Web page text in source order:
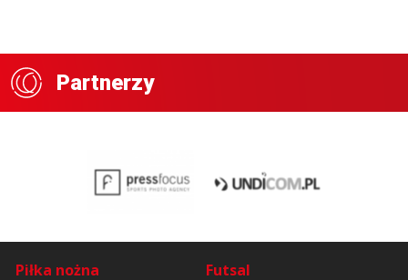
Partnerzy
Piłka nożna Futsal